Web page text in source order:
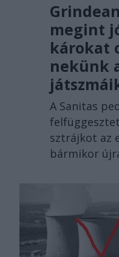
megint
károkat
nekünk
A Sanitas
sztrájkot az
bármikor